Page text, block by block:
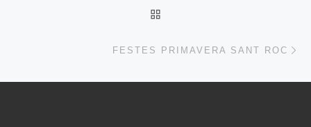
FESTES PRIMAVERA SANT ROC